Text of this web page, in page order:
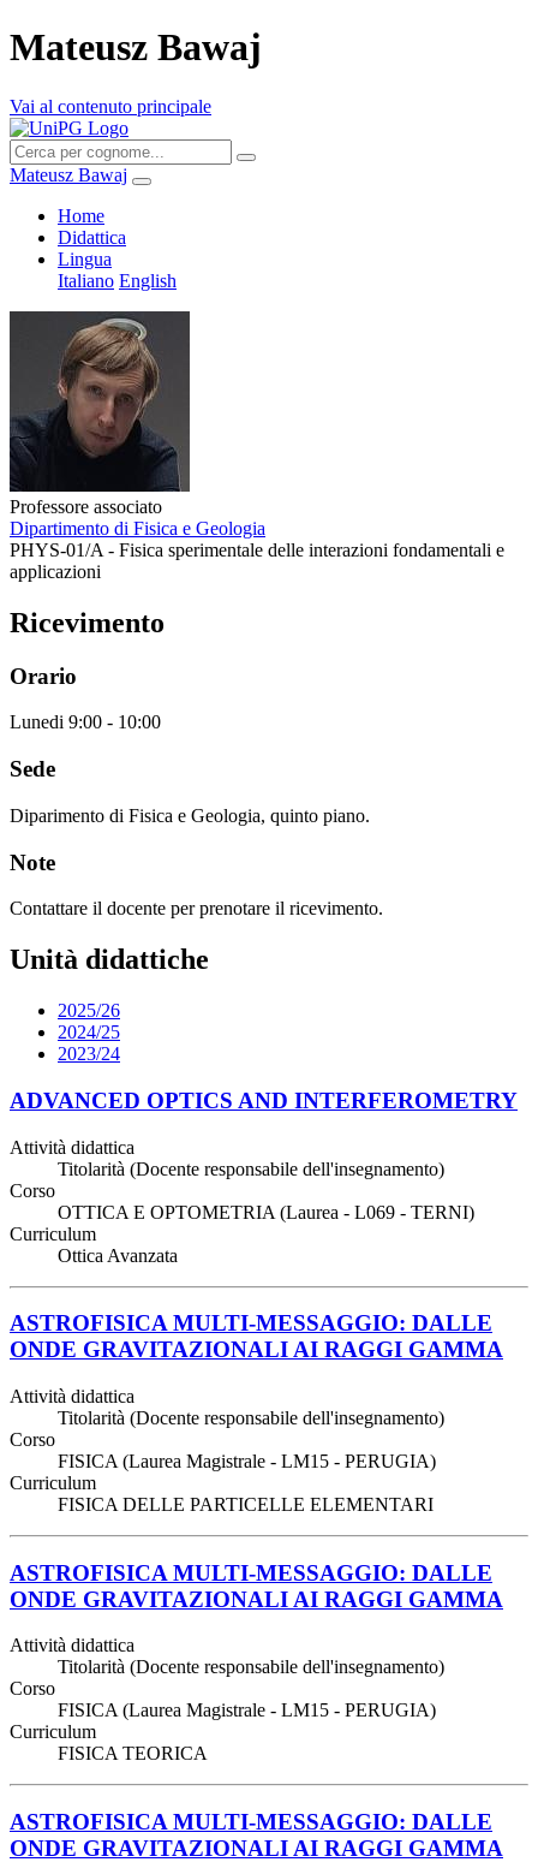
Mateusz Bawaj
Vai al contenuto principale
Mateusz Bawaj
Home
Didattica
Lingua
Italiano English
Professore associato
Dipartimento di Fisica e Geologia
PHYS-01/A - Fisica sperimentale delle interazioni fondamentali e
applicazioni
Ricevimento
Orario
Lunedi 9:00 - 10:00
Sede
Diparimento di Fisica e Geologia, quinto piano.
Note
Contattare il docente per prenotare il ricevimento.
Unità didattiche
2025/26
2024/25
2023/24
ADVANCED OPTICS AND INTERFEROMETRY
Attività didattica
Titolarità (Docente responsabile dell'insegnamento)
Corso
OTTICA E OPTOMETRIA (Laurea - L069 - TERNI)
Curriculum
Ottica Avanzata
ASTROFISICA MULTI-MESSAGGIO: DALLE
ONDE GRAVITAZIONALI AI RAGGI GAMMA
Attività didattica
Titolarità (Docente responsabile dell'insegnamento)
Corso
FISICA (Laurea Magistrale - LM15 - PERUGIA)
Curriculum
FISICA DELLE PARTICELLE ELEMENTARI
ASTROFISICA MULTI-MESSAGGIO: DALLE
ONDE GRAVITAZIONALI AI RAGGI GAMMA
Attività didattica
Titolarità (Docente responsabile dell'insegnamento)
Corso
FISICA (Laurea Magistrale - LM15 - PERUGIA)
Curriculum
FISICA TEORICA
ASTROFISICA MULTI-MESSAGGIO: DALLE
ONDE GRAVITAZIONALI AI RAGGI GAMMA